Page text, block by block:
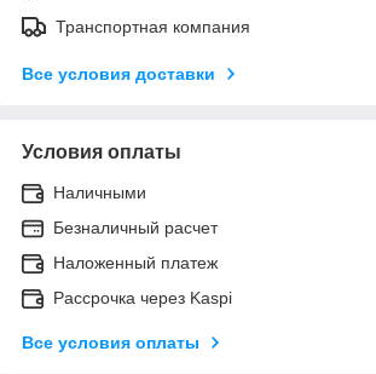
Транспортная компания
Все условия доставки
Условия оплаты
Наличными
Безналичный расчет
Наложенный платеж
Рассрочка через Kaspi
Все условия оплаты